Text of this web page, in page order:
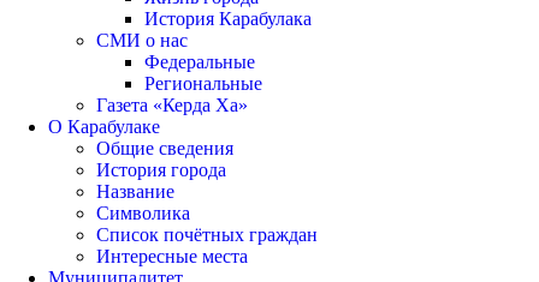
История Карабулака
СМИ о нас
Федеральные
Региональные
Газета «Керда Ха»
О Карабулаке
Общие сведения
История города
Название
Символика
Список почётных граждан
Интересные места
Муниципалитет